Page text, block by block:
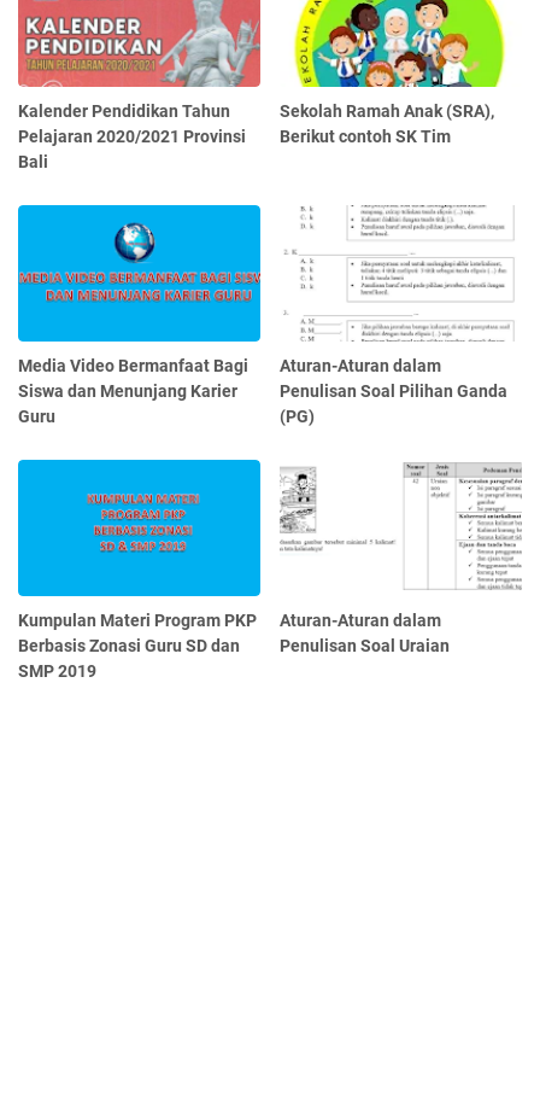
Kalender Pendidikan Tahun
Pelajaran 2020/2021 Provinsi
Bali
Sekolah Ramah Anak (SRA),
Berikut contoh SK Tim
Media Video Bermanfaat Bagi
Siswa dan Menunjang Karier
Guru
Aturan-Aturan dalam
Penulisan Soal Pilihan Ganda
(PG)
Kumpulan Materi Program PKP
Berbasis Zonasi Guru SD dan
SMP 2019
Aturan-Aturan dalam
Penulisan Soal Uraian